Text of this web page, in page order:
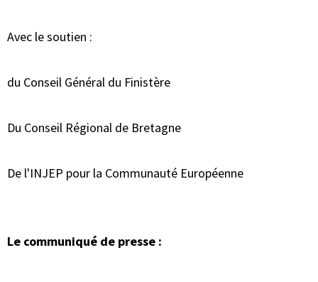
Avec le soutien :
du Conseil Général du Finistère
Du Conseil Régional de Bretagne
De l'INJEP pour la Communauté Européenne
Le communiqué de presse :